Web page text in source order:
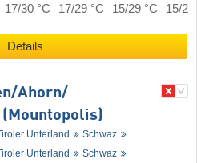
17/30 °C 17/29 °C 15/29 °C 15/29
Details
​Ahorn/​
Unterland
Schwaz
Unterland
Schwaz